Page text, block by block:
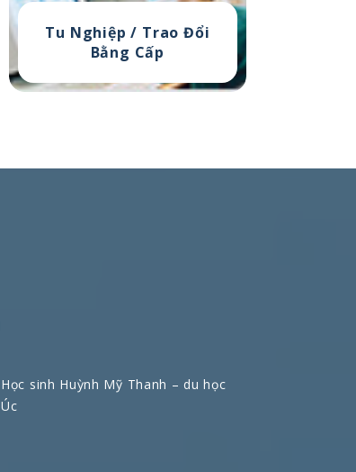
Tu Nghiệp / Trao Đổi
Bằng Cấp
Học sinh Huỳnh Mỹ Thanh – du học
Úc